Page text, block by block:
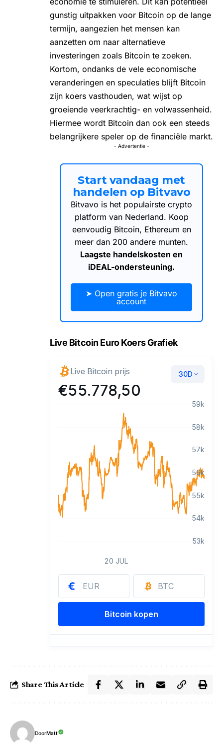
gunstig uitpakken voor Bitcoin op de lange
termijn, aangezien het mensen kan
aanzetten om naar alternatieve
investeringen zoals Bitcoin te zoeken.
Kortom, ondanks de vele economische
veranderingen en speculaties blijft Bitcoin
zijn koers vasthouden, wat wijst op
groeiende veerkrachtig- en volwassenheid.
Hiermee wordt Bitcoin dan ook een steeds
belangrijkere speler op de financiële markt.
- Advertentie -
Start vandaag met
handelen op Bitvavo
Bitvavo is het populairste crypto
platform van Nederland. Koop
eenvoudig Bitcoin, Ethereum en
meer dan 200 andere munten.
Laagste handelskosten en
iDEAL-ondersteuning.
➤ Open gratis je Bitvavo
account
Live Bitcoin Euro Koers Grafiek
Share This Article
DoorMatt